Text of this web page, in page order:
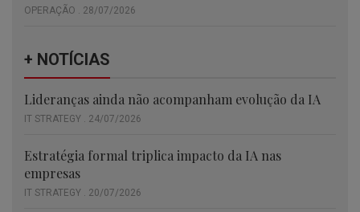
OPERAÇÃO . 28/07/2026
+ NOTÍCIAS
Lideranças ainda não acompanham evolução da IA
IT STRATEGY . 24/07/2026
Estratégia formal triplica impacto da IA nas
empresas
IT STRATEGY . 20/07/2026